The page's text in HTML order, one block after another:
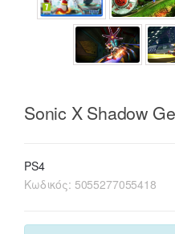
Sonic X Shadow
PS4
Κωδικός: 5055277055418